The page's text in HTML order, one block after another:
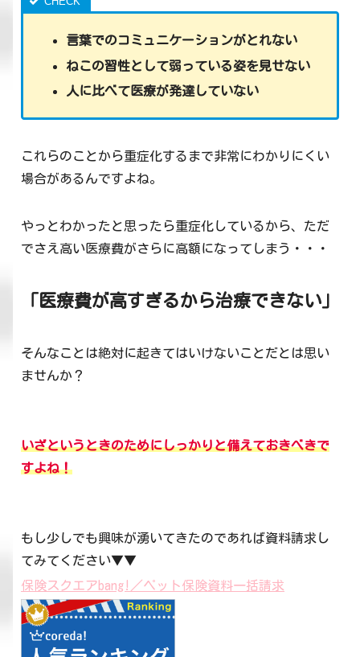
言葉でのコミュニケーションがとれない
ねこの習性として弱っている姿を見せない
人に比べて医療が発達していない
これらのことから重症化するまで非常にわかりにくい
場合があるんですよね。
やっとわかったと思ったら重症化しているから、ただ
でさえ高い医療費がさらに高額になってしまう・・・
「医療費が高すぎるから治療できない」
そんなことは絶対に起きてはいけないことだとは思い
ませんか？
いざというときのためにしっかりと備えておきべきで
すよね！
もし少しでも興味が湧いてきたのであれば資料請求し
てみてください▼▼
保険スクエアbang!／ペット保険資料一括請求